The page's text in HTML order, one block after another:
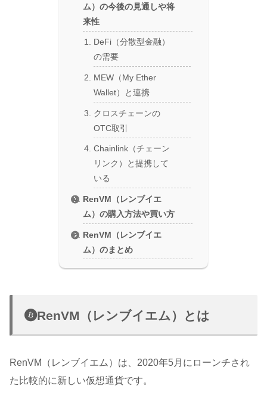
ム）の今後の見通しや将
来性
DeFi（分散型金融）
の需要
MEW（My Ether
Wallet）と連携
クロスチェーンの
OTC取引
Chainlink（チェーン
リンク）と提携して
いる
RenVM（レンブイエ
ム）の購入方法や買い方
RenVM（レンブイエ
ム）のまとめ
RenVM（レンブイエム）とは
RenVM（レンブイエム）は、2020年5月にローンチされ
た比較的に新しい仮想通貨です。